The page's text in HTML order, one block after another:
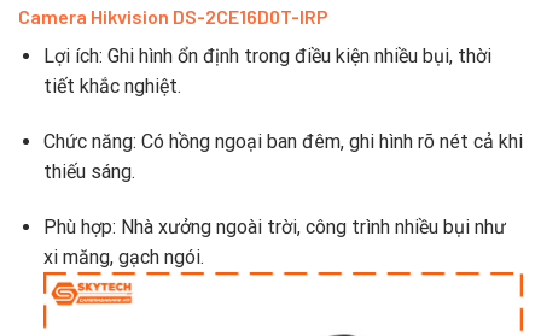
Camera Hikvision DS-2CE16D0T-IRP
Lợi ích: Ghi hình ổn định trong điều kiện nhiều bụi, thời
tiết khắc nghiệt.
Chức năng: Có hồng ngoại ban đêm, ghi hình rõ nét cả khi
thiếu sáng.
Phù hợp: Nhà xưởng ngoài trời, công trình nhiều bụi như
xi măng, gạch ngói.